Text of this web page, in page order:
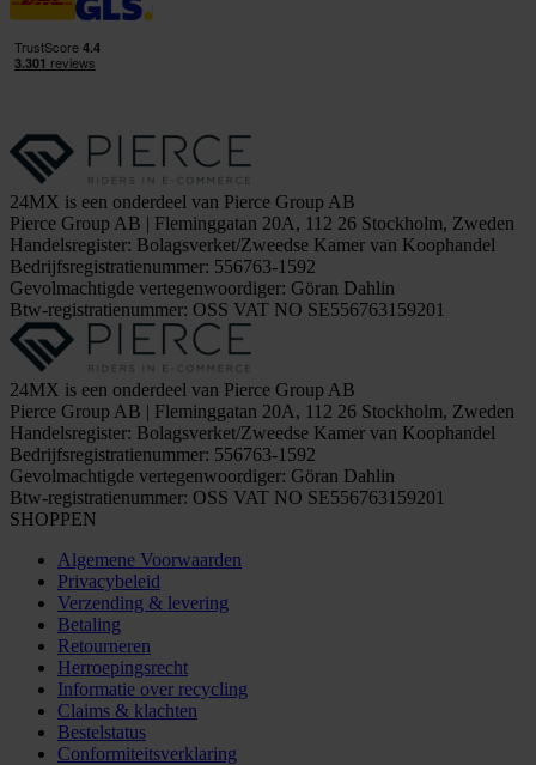
24MX is een onderdeel van Pierce Group AB
Pierce Group AB | Fleminggatan 20A, 112 26 Stockholm, Zweden
Handelsregister: Bolagsverket/Zweedse Kamer van Koophandel
Bedrijfsregistratienummer: 556763-1592
Gevolmachtigde vertegenwoordiger: Göran Dahlin
Btw-registratienummer: OSS VAT NO SE556763159201
24MX is een onderdeel van Pierce Group AB
Pierce Group AB | Fleminggatan 20A, 112 26 Stockholm, Zweden
Handelsregister: Bolagsverket/Zweedse Kamer van Koophandel
Bedrijfsregistratienummer: 556763-1592
Gevolmachtigde vertegenwoordiger: Göran Dahlin
Btw-registratienummer: OSS VAT NO SE556763159201
SHOPPEN
Algemene Voorwaarden
Privacybeleid
Verzending & levering
Betaling
Retourneren
Herroepingsrecht
Informatie over recycling
Claims & klachten
Bestelstatus
Conformiteitsverklaring